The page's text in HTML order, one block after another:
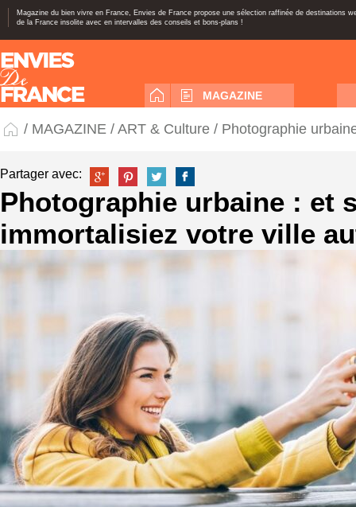
Magazine du bien vivre en France, Envies de France propose une sélection raffinée de destinations
de la France insolite avec en intervalles des conseils et bons-plans !
MAGAZINE
/ MAGAZINE / ART & Culture / Photographie
Partager avec:
Photographie urbaine : et
immortalisiez votre ville